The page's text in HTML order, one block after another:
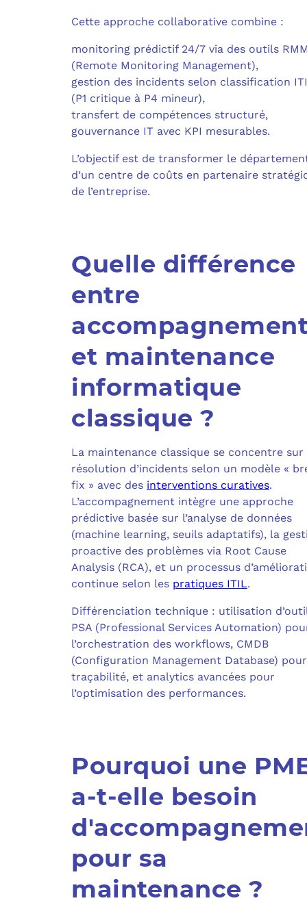
Cette approche collaborative combine :
monitoring prédictif 24/7 via des outils
(Remote Monitoring Management),
gestion des incidents selon classification
(P1 critique à P4 mineur),
transfert de compétences structuré,
gouvernance IT avec KPI mesurables.
L’objectif est de transformer le
d’un centre de coûts en partenaire
de l’entreprise.
Quelle différence
entre
et maintenance
informatique
classique ?
La maintenance classique se concentre sur
résolution d’incidents selon un modèle «
fix » avec des interventions curatives.
L’accompagnement intègre une approche
prédictive basée sur l’analyse de données
(machine learning, seuils adaptatifs), la
proactive des problèmes via Root Cause
Analysis (RCA), et un processus
continue selon les pratiques ITIL.
Différenciation technique : utilisation
PSA (Professional Services Automation)
l’orchestration des workflows, CMDB
(Configuration Management Database)
traçabilité, et analytics avancées pour
l’optimisation des performances.
Pourquoi une
a-t-elle besoin
pour sa
maintenance ?